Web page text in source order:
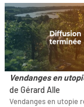
Vendanges en
de Gérard Alle
Vendanges en utopie